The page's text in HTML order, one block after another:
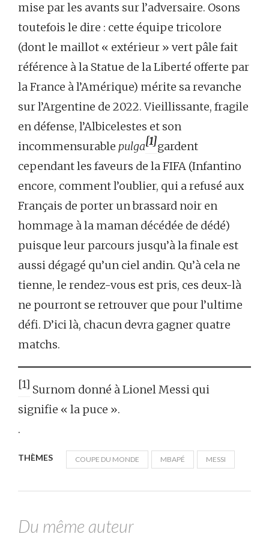
mise par les avants sur l’adversaire. Osons
toutefois le dire : cette équipe tricolore
(dont le maillot « extérieur » vert pâle fait
référence à la Statue de la Liberté offerte par
la France à l’Amérique) mérite sa revanche
sur l’Argentine de 2022. Vieillissante, fragile
en défense, l’Albicelestes et son
incommensurable pulga[1]gardent
cependant les faveurs de la FIFA (Infantino
encore, comment l’oublier, qui a refusé aux
Français de porter un brassard noir en
hommage à la maman décédée de dédé)
puisque leur parcours jusqu’à la finale est
aussi dégagé qu’un ciel andin. Qu’à cela ne
tienne, le rendez-vous est pris, ces deux-là
ne pourront se retrouver que pour l’ultime
défi. D’ici là, chacun devra gagner quatre
matchs.
[1] Surnom donné à Lionel Messi qui
signifie « la puce ».
.
THÈMES COUPE DU MONDE MBAPÉ MESSI
Du même auteur